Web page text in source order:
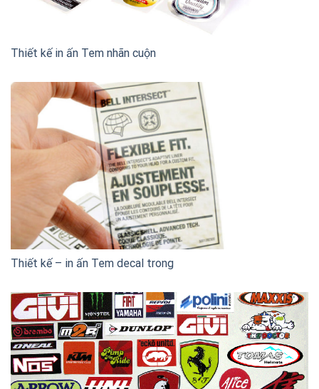
Thiết kế in ấn Tem nhãn cuộn
Thiết kế – in ấn Tem decal trong